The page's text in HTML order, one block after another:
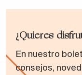
¿Quieres
En nuestro
consejos,